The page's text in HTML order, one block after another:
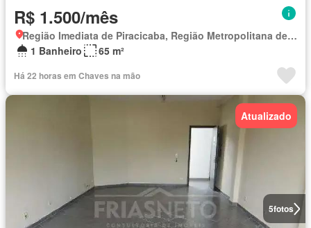
R$ 1.500/mês
Região Imediata de Piracicaba, Região Metropolitana de Piracicaba
1 Banheiro
65 m²
Há 22 horas em Chaves na mão
5fotos
Atualizado